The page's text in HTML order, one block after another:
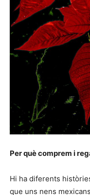
Per què comprem i
Hi ha diferents
que uns nens